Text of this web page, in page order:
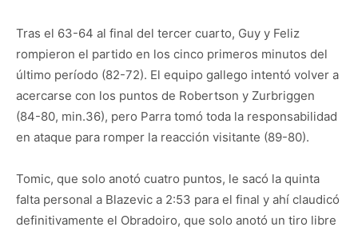
Tras el 63-64 al final del tercer cuarto, Guy y Feliz
rompieron el partido en los cinco primeros minutos del
último período (82-72). El equipo gallego intentó volver a
acercarse con los puntos de Robertson y Zurbriggen
(84-80, min.36), pero Parra tomó toda la responsabilidad
en ataque para romper la reacción visitante (89-80).
Tomic, que solo anotó cuatro puntos, le sacó la quinta
falta personal a Blazevic a 2:53 para el final y ahí claudicó
definitivamente el Obradoiro, que solo anotó un tiro libre